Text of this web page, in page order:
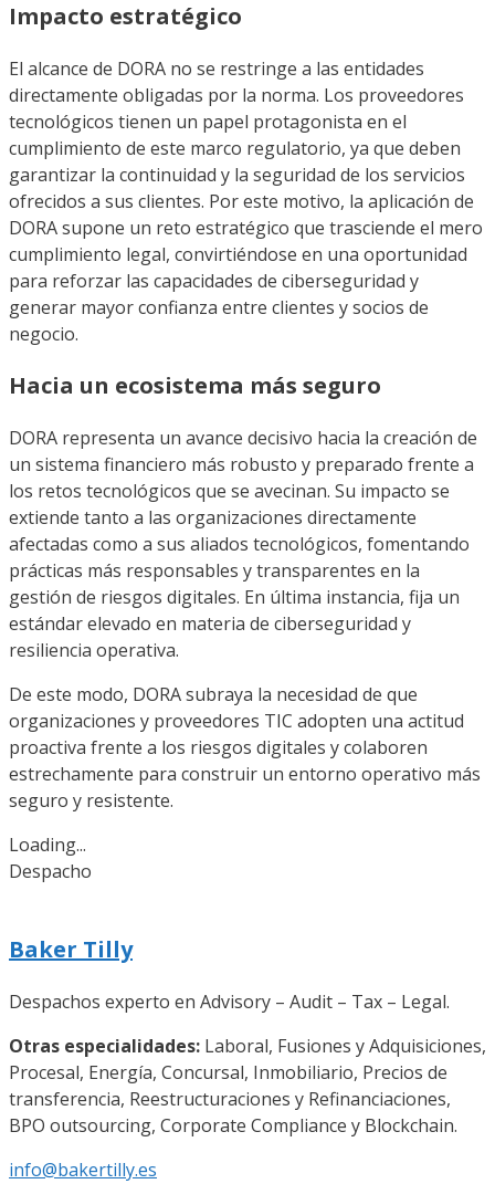
Impacto estratégico
El alcance de DORA no se restringe a las entidades
directamente obligadas por la norma. Los proveedores
tecnológicos tienen un papel protagonista en el
cumplimiento de este marco regulatorio, ya que deben
garantizar la continuidad y la seguridad de los servicios
ofrecidos a sus clientes. Por este motivo, la aplicación de
DORA supone un reto estratégico que trasciende el mero
cumplimiento legal, convirtiéndose en una oportunidad
para reforzar las capacidades de ciberseguridad y
generar mayor confianza entre clientes y socios de
negocio.
Hacia un ecosistema más seguro
DORA representa un avance decisivo hacia la creación de
un sistema financiero más robusto y preparado frente a
los retos tecnológicos que se avecinan. Su impacto se
extiende tanto a las organizaciones directamente
afectadas como a sus aliados tecnológicos, fomentando
prácticas más responsables y transparentes en la
gestión de riesgos digitales. En última instancia, fija un
estándar elevado en materia de ciberseguridad y
resiliencia operativa.
De este modo, DORA subraya la necesidad de que
organizaciones y proveedores TIC adopten una actitud
proactiva frente a los riesgos digitales y colaboren
estrechamente para construir un entorno operativo más
seguro y resistente.
Loading...
Despacho
Baker Tilly
Despachos experto en Advisory – Audit – Tax – Legal.
Otras especialidades: Laboral, Fusiones y Adquisiciones,
Procesal, Energía, Concursal, Inmobiliario, Precios de
transferencia, Reestructuraciones y Refinanciaciones,
BPO outsourcing, Corporate Compliance y Blockchain.
info@bakertilly.es